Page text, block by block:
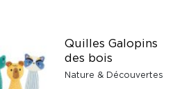
Quilles Galopins
des bois
Nature & Découvertes